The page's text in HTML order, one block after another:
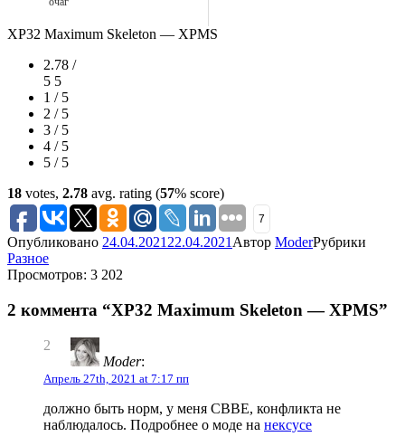
XP32 Maximum Skeleton — XPMS
2.78 /
5 5
1 / 5
2 / 5
3 / 5
4 / 5
5 / 5
18 votes, 2.78 avg. rating (57% score)
7
Опубликовано 24.04.2021 22.04.2021 Автор ModerРубрики
Разное
Просмотров: 3 202
2 коммента “XP32 Maximum Skeleton — XPMS”
2
Moder:
Апрель 27th, 2021 at 7:17 пп
должно быть норм, у меня CBBE, конфликта не
наблюдалось. Подробнее о моде на нексусе